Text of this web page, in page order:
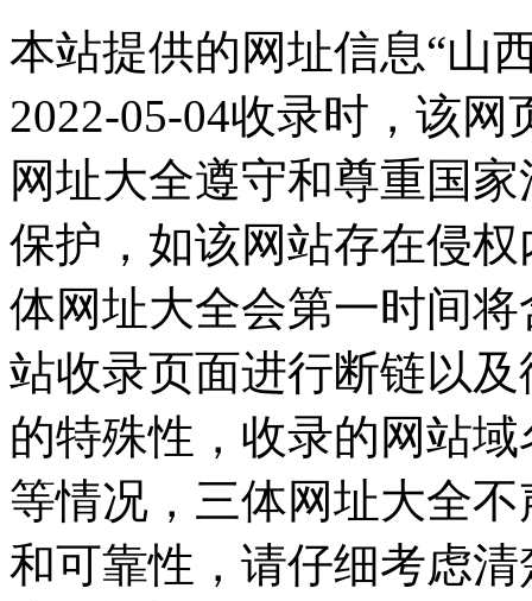
本站提供的网址信息“山
2022-05-04收录时，该
网址大全遵守和尊重国
保护，如该网站存在侵
体网址大全会第一时间
站收录页面进行断链以
的特殊性，收录的网站
等情况，三体网址大全
和可靠性，请仔细考虑